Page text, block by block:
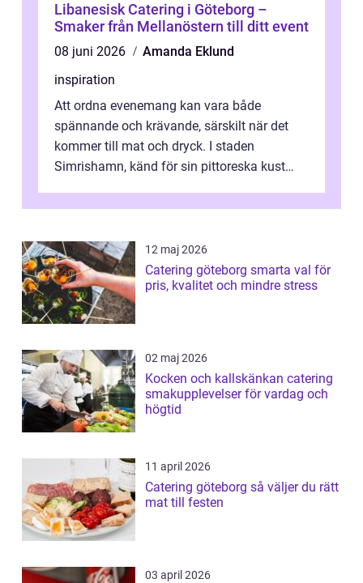
Libanesisk Catering i Göteborg –
Smaker från Mellanöstern till ditt event
08 juni 2026
Amanda Eklund
inspiration
Att ordna evenemang kan vara både
spännande och krävande, särskilt när det
kommer till mat och dryck. I staden
Simrishamn, känd för sin pittoreska kust
12 maj 2026
Catering göteborg smarta val för
pris, kvalitet och mindre stress
02 maj 2026
Kocken och kallskänkan catering
smakupplevelser för vardag och
högtid
11 april 2026
Catering göteborg så väljer du rätt
mat till festen
03 april 2026